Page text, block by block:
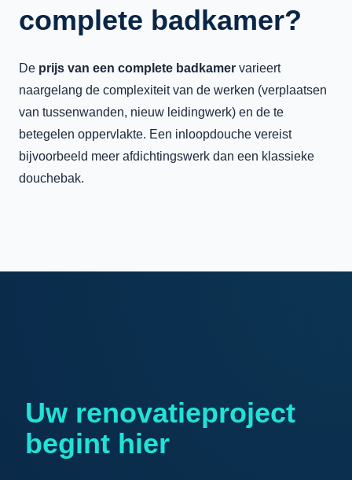
complete badkamer?
De prijs van een complete badkamer varieert
naargelang de complexiteit van de werken (verplaatsen
van tussenwanden, nieuw leidingwerk) en de te
betegelen oppervlakte. Een inloopdouche vereist
bijvoorbeeld meer afdichtingswerk dan een klassieke
douchebak.
Uw renovatieproject
begint hier